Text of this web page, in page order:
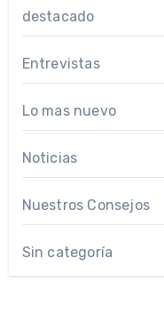
destacado
Entrevistas
Lo mas nuevo
Noticias
Nuestros Consejos
Sin categoría